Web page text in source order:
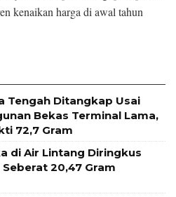
kenaikan harga di awal tahun
Tengah Ditangkap Usai
Bekas Terminal Lama,
72,7 Gram
di Air Lintang Diringkus
20,47 Gram